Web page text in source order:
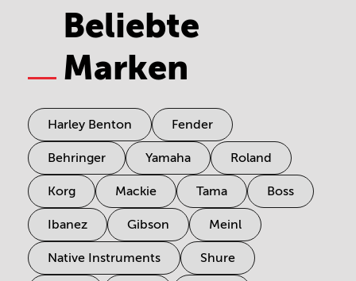
Beliebte
Marken
Harley Benton Fender
Behringer Yamaha Roland
Korg Mackie Tama Boss
Ibanez Gibson Meinl
Native Instruments Shure